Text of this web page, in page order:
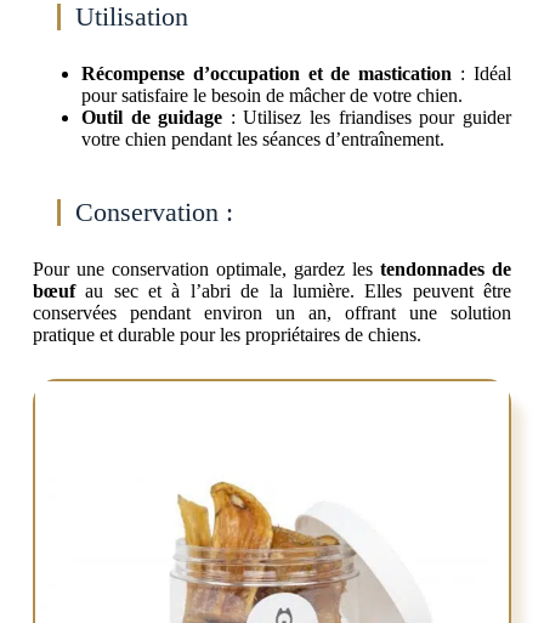
Utilisation
Récompense d’occupation et de mastication : Idéal
pour satisfaire le besoin de mâcher de votre chien.
Outil de guidage : Utilisez les friandises pour guider
votre chien pendant les séances d’entraînement.
Conservation :
Pour une conservation optimale, gardez lestendonnades de
bœufau sec et à l’abri de la lumière. Elles peuvent être
conservées pendant environ un an, offrant une solution
pratique et durable pour les propriétaires de chiens.